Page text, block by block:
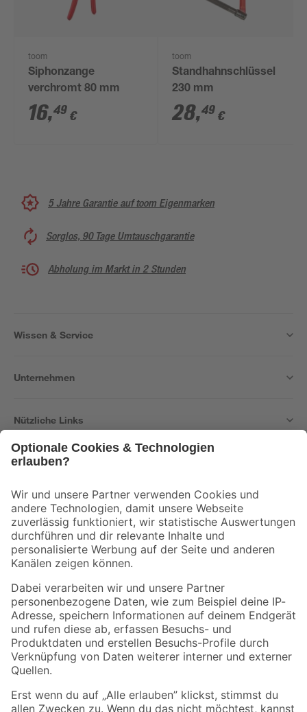
toom
Siphonzange
verchromt 80 mm
16,49 €
toom
Standhahnschlüssel
230 mm
28,49 €
5 Jahre Garantie auf toom Eigenmarken
Sorglos, 90 Tage Umtauschgarantie
Abholung im Markt in 2 Stunden
Wissen & Service
Unternehmen
Nützliche Links
Der toom Newsletter: Keine Angebote und Aktionen mehr verpassen!
Zur Newsletter Anmeldung
Folge uns
Zahlungsarten Versandarten
Sicher einkaufen